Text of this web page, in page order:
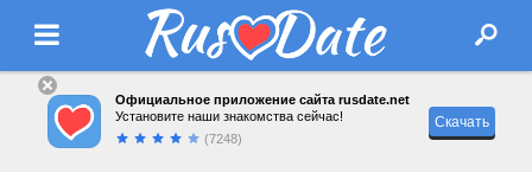
Официальное приложение сайта rusdate.net
Установите наши знакомства сейчас!
(7248)
Скачать